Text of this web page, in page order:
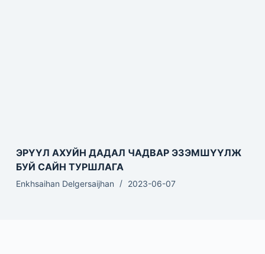
ЭРҮҮЛ АХУЙН ДАДАЛ ЧАДВАР ЭЗЭМШҮҮЛЖ
БУЙ САЙН ТУРШЛАГА
Enkhsaihan Delgersaijhan 2023-06-07